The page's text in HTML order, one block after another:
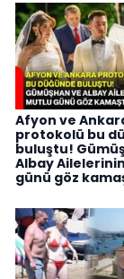
Afyon ve
protokolü bu
buluştu!
Albay
günü göz